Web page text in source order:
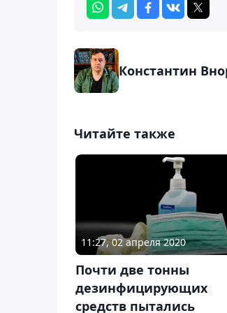
Константин
Читайте также
11:27, 02 апреля 2020
Почти две тонны
дезинфицирующих
средств пытались